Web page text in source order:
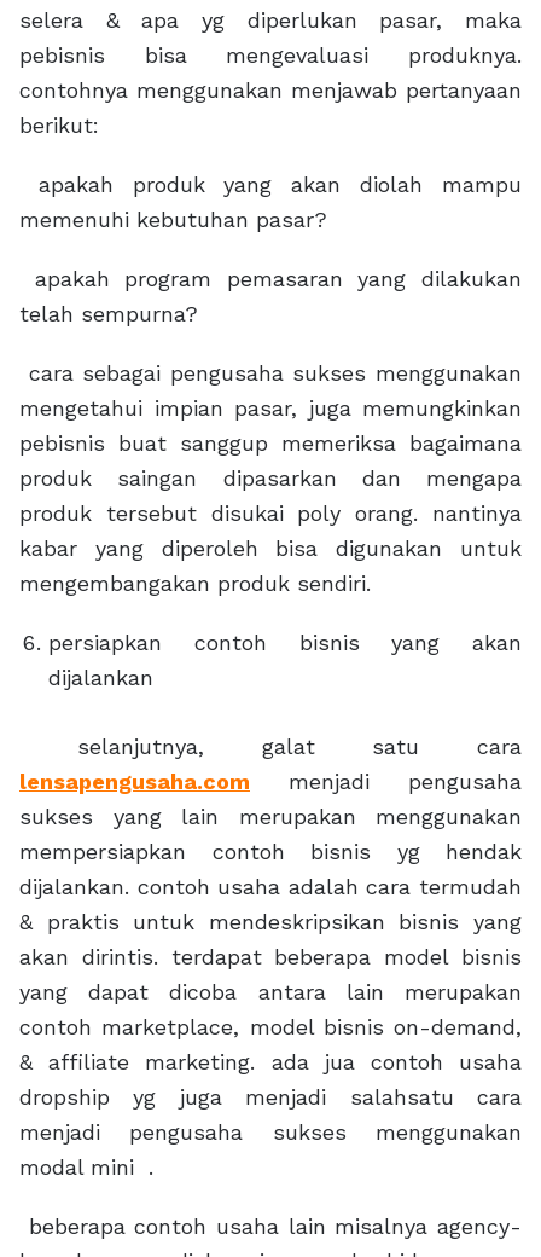
selera & apa yg diperlukan pasar, maka
pebisnis bisa mengevaluasi produknya.
contohnya menggunakan menjawab pertanyaan
berikut:
apakah produk yang akan diolah mampu
memenuhi kebutuhan pasar?
apakah program pemasaran yang dilakukan
telah sempurna?
cara sebagai pengusaha sukses menggunakan
mengetahui impian pasar, juga memungkinkan
pebisnis buat sanggup memeriksa bagaimana
produk saingan dipasarkan dan mengapa
produk tersebut disukai poly orang. nantinya
kabar yang diperoleh bisa digunakan untuk
mengembangakan produk sendiri.
persiapkan contoh bisnis yang akan
dijalankan
selanjutnya, galat satu cara
lensapengusaha.com menjadi pengusaha
sukses yang lain merupakan menggunakan
mempersiapkan contoh bisnis yg hendak
dijalankan. contoh usaha adalah cara termudah
& praktis untuk mendeskripsikan bisnis yang
akan dirintis. terdapat beberapa model bisnis
yang dapat dicoba antara lain merupakan
contoh marketplace, model bisnis on-demand,
& affiliate marketing. ada jua contoh usaha
dropship yg juga menjadi salahsatu cara
menjadi pengusaha sukses menggunakan
modal mini .
beberapa contoh usaha lain misalnya agency-